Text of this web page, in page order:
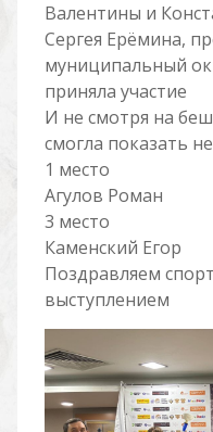
Валентины и
Сергея Ерёмина,
муниципальный
приняла участие
И не смотря на
смогла показать
1 место
Агулов Роман
3 место
Каменский Егор
Поздравляем
выступлением